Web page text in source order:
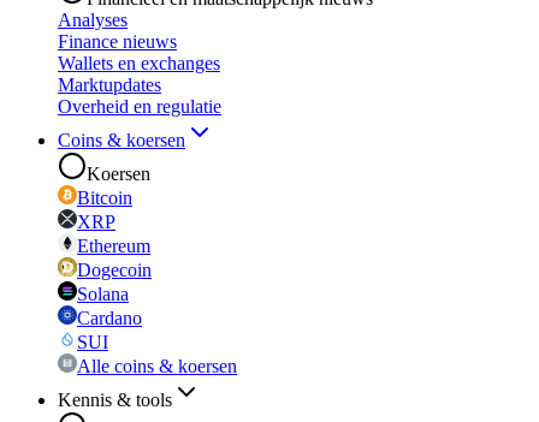
Analyses
Finance nieuws
Wallets en exchanges
Marktupdates
Overheid en regulatie
Coins & koersen
Koersen
Bitcoin
XRP
Ethereum
Dogecoin
Solana
Cardano
SUI
Alle coins & koersen
Kennis & tools